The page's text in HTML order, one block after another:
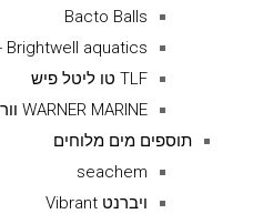
Bacto Balls
Brightwell aquatics -ברייטוול אקווטיקס
TLF טו ליטל פיש
WARNER MARINE וורנר מרין
תוספים מים מלוחים
seachem
ויברנט Vibrant